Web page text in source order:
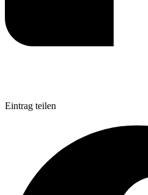
Eintrag teilen